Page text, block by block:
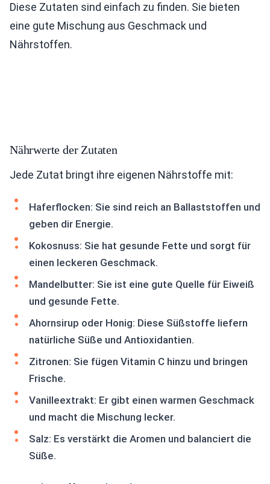
Diese Zutaten sind einfach zu finden. Sie bieten
eine gute Mischung aus Geschmack und
Nährstoffen.
Nährwerte der Zutaten
Jede Zutat bringt ihre eigenen Nährstoffe mit:
Haferflocken: Sie sind reich an Ballaststoffen und
geben dir Energie.
Kokosnuss: Sie hat gesunde Fette und sorgt für
einen leckeren Geschmack.
Mandelbutter: Sie ist eine gute Quelle für Eiweiß
und gesunde Fette.
Ahornsirup oder Honig: Diese Süßstoffe liefern
natürliche Süße und Antioxidantien.
Zitronen: Sie fügen Vitamin C hinzu und bringen
Frische.
Vanilleextrakt: Er gibt einen warmen Geschmack
und macht die Mischung lecker.
Salz: Es verstärkt die Aromen und balanciert die
Süße.